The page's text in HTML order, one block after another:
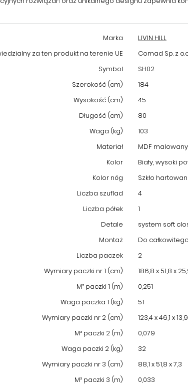
Marka
LIVIN HILL
za ten produkt na terenie UE
Comad Sp. z
Symbol
SH02
Szerokość (cm)
184
Wysokość (cm)
45
Długość (cm)
80
Waga (kg)
103
Materiał
MDF
Kolor
Biały, wysoki
Kolor nóg
Szkło
Liczba szuflad
4
Liczba półek
1
Detale
system soft
Montaż
Do
Liczba paczek
2
Wymiary paczki nr 1 (cm)
186,8 x 51,8 x
M³ paczki 1 (m)
0,251
Waga paczka 1 (kg)
51
Wymiary paczki nr 2 (cm)
123,4 x 46,1 x 13,9
M³ paczki 2 (m)
0,079
Waga paczki 2 (kg)
32
Wymiary paczki nr 3 (cm)
88,1 x 51,8 x 7,3
M³ paczki 3 (m)
0,033